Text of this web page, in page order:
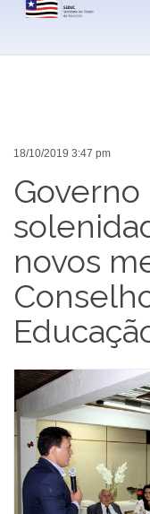
18/10/2019 3:47 pm
novos